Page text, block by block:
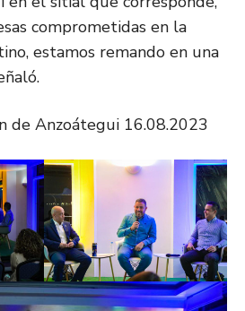
comprometidas en la
estamos remando en una
de Anzoátegui 16.08.2023